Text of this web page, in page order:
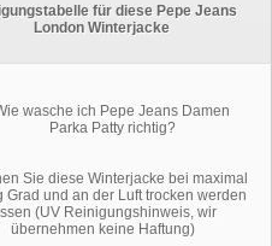
für diese Pepe Jeans
London Winterjacke
Sie diese Winterjacke bei maximal
Grad und an der Luft trocken werden
(UV Reinigungshinweis, wir
übernehmen keine Haftung)